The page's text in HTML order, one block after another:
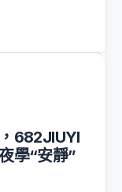
682JIUYI
學“安靜”